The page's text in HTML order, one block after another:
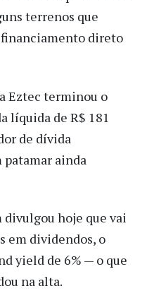
terrenos que
financiamento direto
Eztec terminou o
líquida de R$ 181
de dívida
ainda
hoje que vai
em dividendos, o
yield de 6% — o que
na alta.